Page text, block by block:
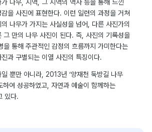
나무, 지역, 그 지역의 역사 등을 통해 느낀
을 사진에 표현한다. 이런 일련의 과정을 거쳐
나무가 가지는 사실성을 넘어, 다른 사진가의
그 만의 나무 사진이 된다. 즉, 사진의 기록성을
을 통해 주관적인 감정의 흐름까지 가미한다는
과 구별되는 이열 사진의 특징이다.
뿐만 아니라, 2013년 ‘양재천 둑방길 나무
하여 성공하였고, 자연과 예술이 함께하는
있다.